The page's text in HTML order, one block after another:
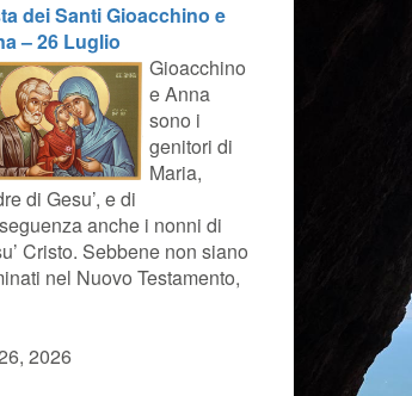
dei Santi Gioacchino e
– 26 Luglio
Gioacchino
e Anna
sono i
genitori di
Maria,
di Gesu’, e di
anche i nonni di
Cristo. Sebbene non siano
nel Nuovo Testamento,
2026